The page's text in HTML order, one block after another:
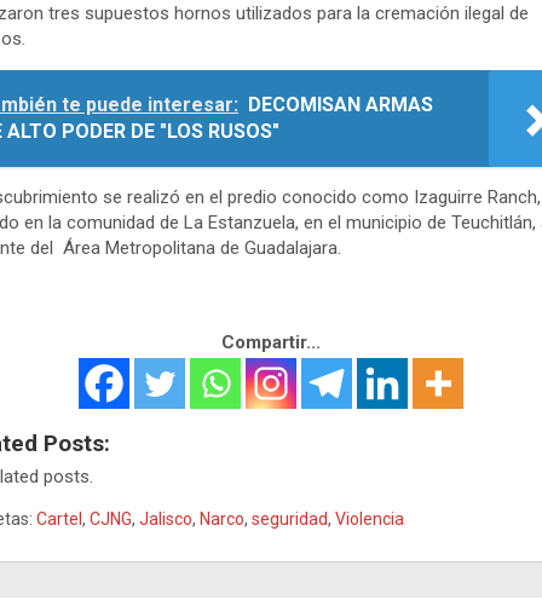
tres supuestos hornos utilizados para la cremación ilegal de
te puede interesar: DECOMISAN ARMAS
ALTO PODER DE "LOS RUSOS"
se realizó en el predio conocido como Izaguirre Ranch,
en la comunidad de La Estanzuela, en el municipio de Teuchitlán,
del Área Metropolitana de Guadalajara.
Compartir...
Posts:
posts.
Cartel , CJNG, Jalisco, Narco, seguridad, Violencia